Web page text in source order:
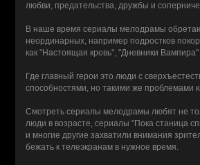
любви, предательства, дружбы и
В наше время сериалы мелодрамы
неординарных, например подростков
как "Настоящая кровь", "Дневники Вампира"
Где главный герои это люди с
способностями, но такими же проблемами
Смотреть сериалы мелодрамы любят не
люди в возрасте, сериалы "Пока станица
и многие другие захватили внимания
бежать к телеэкранам в нужное время.